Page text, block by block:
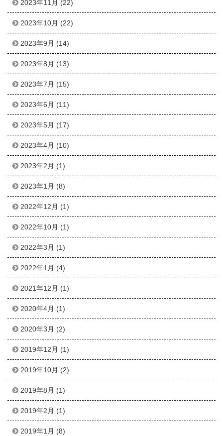
2023年11月 (22)
2023年10月 (22)
2023年9月 (14)
2023年8月 (13)
2023年7月 (15)
2023年6月 (11)
2023年5月 (17)
2023年4月 (10)
2023年2月 (1)
2023年1月 (8)
2022年12月 (1)
2022年10月 (1)
2022年3月 (1)
2022年1月 (4)
2021年12月 (1)
2020年4月 (1)
2020年3月 (2)
2019年12月 (1)
2019年10月 (2)
2019年8月 (1)
2019年2月 (1)
2019年1月 (8)